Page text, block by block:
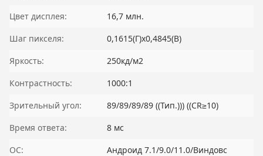
Цвет дисплея:
16,7 млн.
Шаг пикселя:
0,1615(Г)x0,4845(В)
Яркость:
250кд/м2
Контрастность:
1000:1
Зрительный угол:
89/89/89/89 ((Тип.))) ((CR≥10)
Время ответа:
8 мс
ОС:
Андроид 7.1/9.0/11.0/Виндовс